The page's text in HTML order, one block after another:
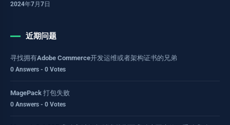
2024年7月7日
近期问题
寻找拥有Adobe Commerce开发运维或者架构证书的兄弟
0 Answers - 0 Votes
MagePack 打包失败
0 Answers - 0 Votes